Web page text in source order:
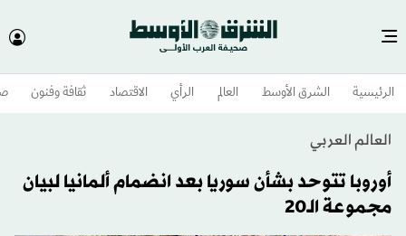
الرئيسية الشرق الأوسط​ العالم الرأي الاقتصاد ثقافة وفنون
العالم العربي
أوروبا تتوحد بشأن سوريا بعد انضمام ألمانيا لبيان
مجموعة الـ20